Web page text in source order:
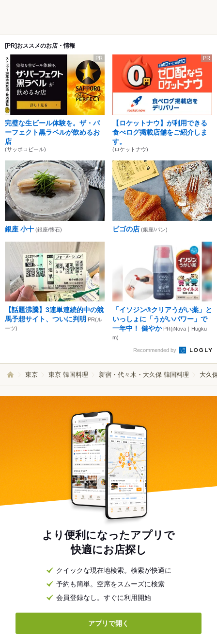
[PR]おススメのお店・情報
PR
完璧な生ビール体験を。ザ・パ
ーフェクト黒ラベルが飲めるお
店
(サッポロビール)
PR
【ロケットナウ】が利用できる
食べログ掲載店舗をご紹介しま
す。
(ロケットナウ)
銀座 小十 (銀座/懐石) ビゴの店 (銀座/パン)
【話題沸騰】3連単連続的中の競
馬予想サイト、ついに判明 PR(ル
ーツ)
「イソジン®クリアうがい薬」と
いっしょに「うがいパワー」で
一年中！ 健やか PR(iNova｜Hugku
m)
Recommended by
東京 東京 韓国料理 新宿・代々木・大久保 韓国料理 大久
より便利になったアプリで
快適にお店探し
クイックな現在地検索。検索が快適に
予約も簡単。空席をスムーズに検索
会員登録なし。すぐに利用開始
アプリで開く